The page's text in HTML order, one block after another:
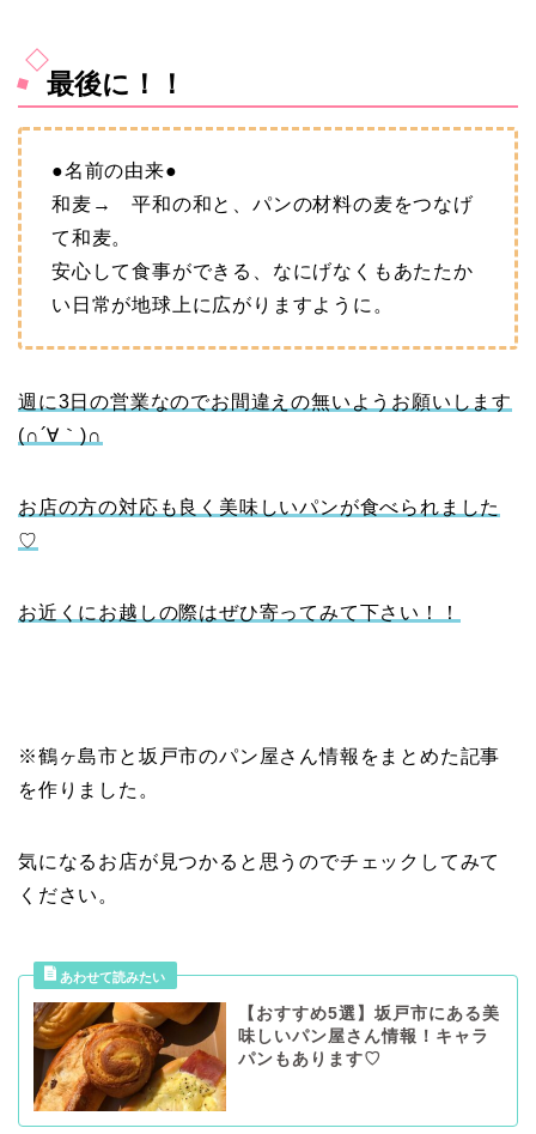
最後に！！
●名前の由来●
和麦→ 平和の和と、パンの材料の麦をつなげ
て和麦。
安心して食事ができる、なにげなくもあたたか
い日常が地球上に広がりますように。
週に3日の営業なのでお間違えの無いようお願いします
(∩´∀｀)∩
お店の方の対応も良く美味しいパンが食べられました
♡
お近くにお越しの際はぜひ寄ってみて下さい！！
※鶴ヶ島市と坂戸市のパン屋さん情報をまとめた記事
を作りました。
気になるお店が見つかると思うのでチェックしてみて
ください。
【おすすめ5選】坂戸市にある美
味しいパン屋さん情報！キャラ
パンもあります♡